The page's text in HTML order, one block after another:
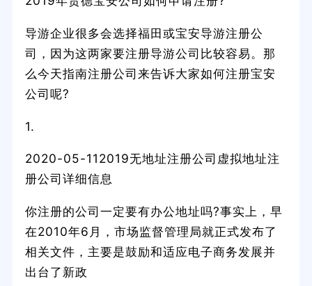
导游企业很多会选择福田或宝安导游注册公
司，因为这两家要注册导游公司比较容易。那
么今天指南注册公司来告诉大家如何注册宝安
公司呢?
1.
2020-05-112019无地址注册公司虚拟地址注
册公司详细信息
你注册的公司一定要有办公地址吗?事实上，早
在2010年6月，市场监督管理局就正式发布了
相关文件，主要是鼓励和适应电子商务发展并
出台了新政